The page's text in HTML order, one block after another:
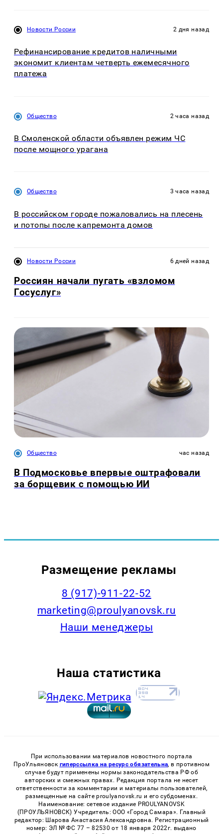
Новости России 2 дня назад
Рефинансирование кредитов наличными
экономит клиентам четверть ежемесячного
платежа
Общество 2 часа назад
В Смоленской области объявлен режим ЧС
после мощного урагана
Общество 3 часа назад
В российском городе пожаловались на плесень
и потопы после капремонта домов
Новости России 6 дней назад
Россиян начали пугать «взломом
Госуслуг»
Общество час назад
В Подмосковье впервые оштрафовали
за борщевик с помощью ИИ
Размещение рекламы
8 (917)-911-22-52
marketing@proulyanovsk.ru
Наши менеджеры
Наша статистика
При использовании материалов новостного портала
ПроУльяновск гиперссылка на ресурс обязательна, в противном
случае будут применены нормы законодательства РФ об
авторских и смежных правах. Редакция портала не несет
ответственности за комментарии и материалы пользователей,
размещенные на сайте proulyanovsk.ru и его субдоменах.
Наименование: сетевое издание PROULYANOVSK
(ПРОУЛЬЯНОВСК) Учредитель: ООО «Город Самара». Главный
редактор: Шарова Анастасия Александровна. Регистрационный
номер: ЭЛ № ФС 77 – 82530 от 18 января 2022г. выдано